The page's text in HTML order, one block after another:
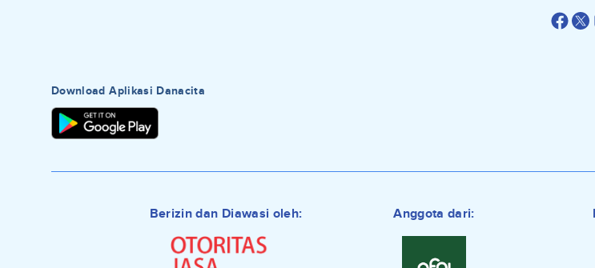
Download Aplikasi Danacita
Berizin dan Diawasi oleh: Anggota dari: